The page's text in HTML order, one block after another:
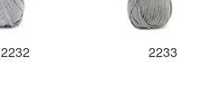
2232 2233